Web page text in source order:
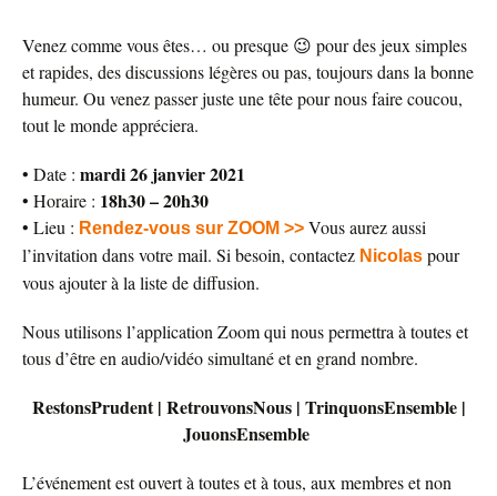
Venez comme vous êtes… ou presque 😉 pour des jeux simples
et rapides, des discussions légères ou pas, toujours dans la bonne
humeur. Ou venez passer juste une tête pour nous faire coucou,
tout le monde appréciera.
• Date : mardi 26 janvier 2021
• Horaire : 18h30 – 20h30
• Lieu : Rendez-vous sur ZOOM >> Vous aurez aussi
l’invitation dans votre mail. Si besoin, contactez Nicolas pour
vous ajouter à la liste de diffusion.
Nous utilisons l’application Zoom qui nous permettra à toutes et
tous d’être en audio/vidéo simultané et en grand nombre.
RestonsPrudent | RetrouvonsNous | TrinquonsEnsemble |
JouonsEnsemble
L’événement est ouvert à toutes et à tous, aux membres et non